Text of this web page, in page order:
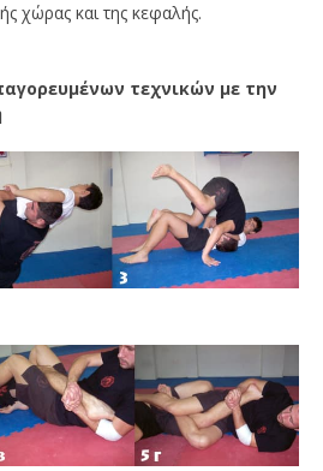
χώρας και της κεφαλής.
τεχνικών με την